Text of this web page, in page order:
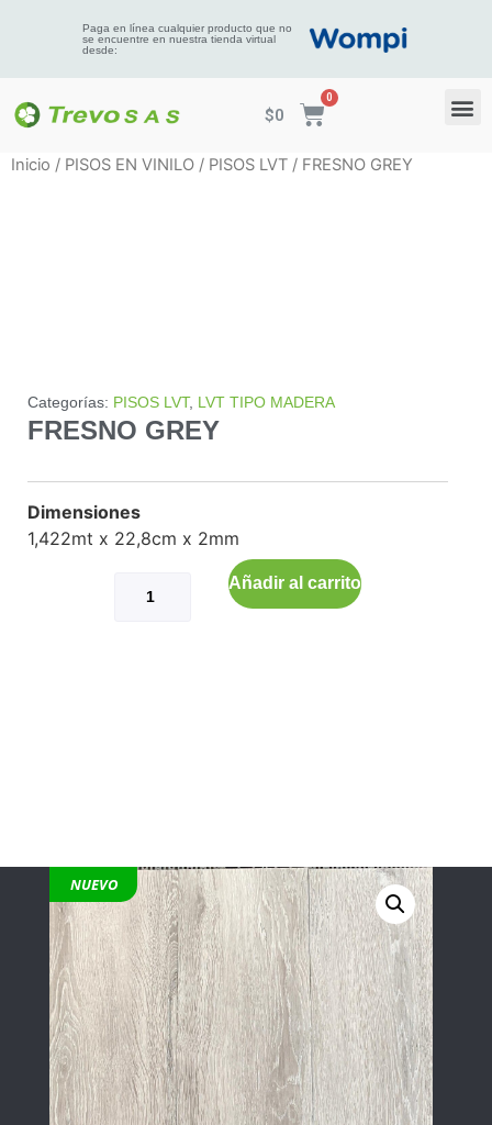
Paga en línea cualquier producto que no
se encuentre en nuestra tienda virtual
desde:
$0
Inicio / PISOS EN VINILO / PISOS LVT / FRESNO GREY
Categorías: PISOS LVT, LVT TIPO MADERA
FRESNO GREY
Dimensiones
1,422mt x 22,8cm x 2mm
Añadir al carrito
NUEVO